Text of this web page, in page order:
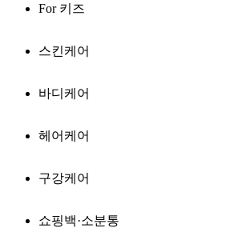
For 키즈
스킨케어
바디케어
헤어케어
구강케어
쇼핑백·소분통